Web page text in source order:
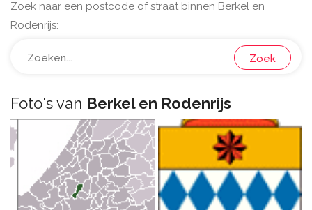
Zoek naar een postcode of straat binnen Berkel en
Rodenrijs:
Zoek
Foto's van Berkel en Rodenrijs